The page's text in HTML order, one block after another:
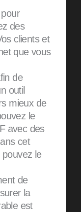
des
clients et
que vous
de
outil
mieux de
le
avec des
cet
le
de
la
est